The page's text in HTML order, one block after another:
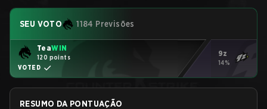
SEU VOTO 1184 Previsões
TeaWIN
120 points
VOTED
9z
14%
RESUMO DA PONTUAÇÃO